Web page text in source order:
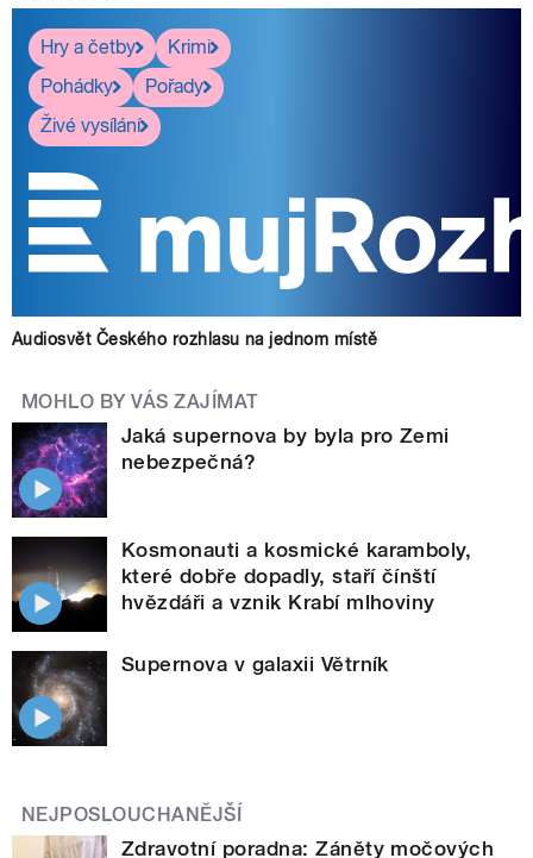
Hry a četby
Krimi
Pohádky
Pořady
Živé vysílání
Audiosvět Českého rozhlasu na jednom místě
MOHLO BY VÁS ZAJÍMAT
Jaká supernova by byla pro Zemi
nebezpečná?
Kosmonauti a kosmické karamboly,
které dobře dopadly, staří čínští
hvězdáři a vznik Krabí mlhoviny
Supernova v galaxii Větrník
NEJPOSLOUCHANĚJŠÍ
Zdravotní poradna: Záněty močových